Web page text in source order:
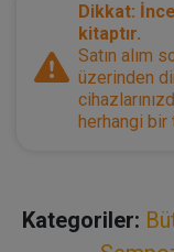
Dikkat:
kitaptır.
Satın alım
üzerinden
herhangi bir
Kategoriler: